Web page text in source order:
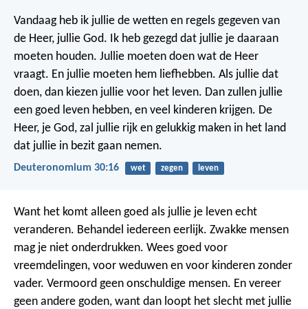
Vandaag heb ik jullie de wetten en regels gegeven van
de Heer, jullie God. Ik heb gezegd dat jullie je daaraan
moeten houden. Jullie moeten doen wat de Heer
vraagt. En jullie moeten hem liefhebben. Als jullie dat
doen, dan kiezen jullie voor het leven. Dan zullen jullie
een goed leven hebben, en veel kinderen krijgen. De
Heer, je God, zal jullie rijk en gelukkig maken in het land
dat jullie in bezit gaan nemen.
Deuteronomium 30:16 wet zegen leven
Want het komt alleen goed als jullie je leven echt
veranderen. Behandel iedereen eerlijk. Zwakke mensen
mag je niet onderdrukken. Wees goed voor
vreemdelingen, voor weduwen en voor kinderen zonder
vader. Vermoord geen onschuldige mensen. En vereer
geen andere goden, want dan loopt het slecht met jullie